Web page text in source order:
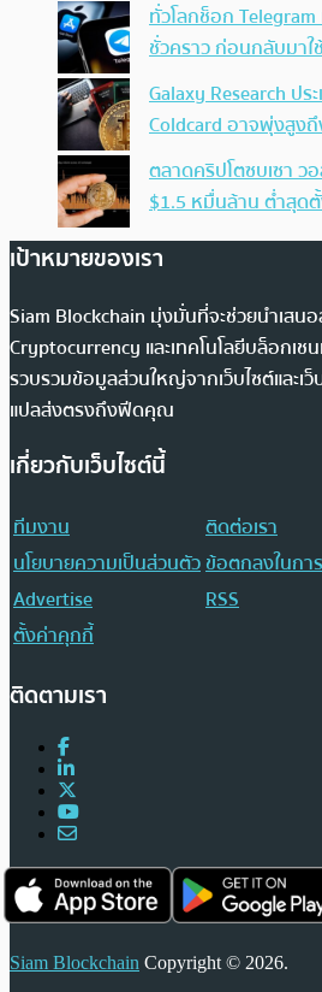
ทั่วโลกช็อก
ชั่วคราว ก่อนกลับมา
Galaxy Research ปร
Coldcard อาจพุ่งสูง
ตลาดคริปโตซบเซา ว
$1.5 หมื่นล้าน ต่ำสุด
เป้าหมายของเรา
Siam Blockchain มุ่งมั่นที่จะช่วยนำเสน
Cryptocurrency และเทคโนโลยีบล็อกเช
รวบรวมข้อมูลส่วนใหญ่จากเว็บไซต์และเ
แปลส่งตรงถึงฟีดคุณ
เกี่ยวกับเว็บไซต์นี้
ทีมงาน
ติดต่อเรา
นโยบายความเป็นส่วนตัวข้อตกลงในกา
Advertise
RSS
ตั้งค่าคุกกี้
ติดตามเรา
Siam Blockchain Copyright © 2026.